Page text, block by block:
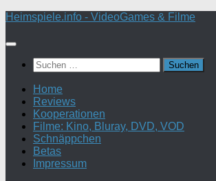
Zum
springen
Heimspiele.info - VideoGames & Filme
Suchen
nach:
Home
Reviews
Kooperationen
Filme: Kino, Bluray, DVD, VOD
Schnäppchen
Betas
Impressum